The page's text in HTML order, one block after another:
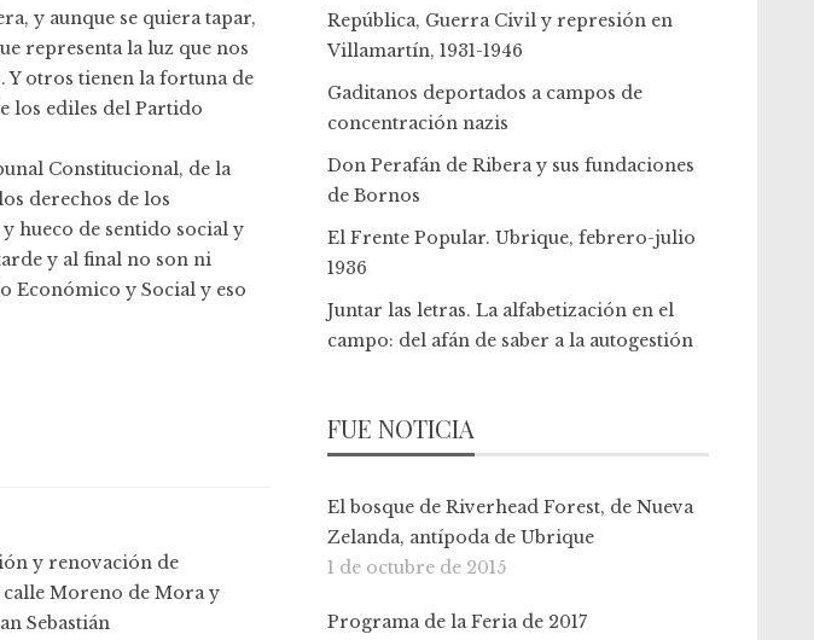
y aunque se quiera tapar,
representa la luz que nos
Y otros tienen la fortuna de
los ediles del Partido
Constitucional, de la
derechos de los
hueco de sentido social y
y al final no son ni
Económico y Social y eso
y renovación de
Moreno de Mora y
Sebastián
República, Guerra Civil y represión en
Villamartín, 1931-1946
Gaditanos deportados a campos de
concentración nazis
Don Perafán de Ribera y sus fundaciones
de Bornos
El Frente Popular. Ubrique, febrero-julio
1936
Juntar las letras. La alfabetización en el
campo: del afán de saber a la autogestión
FUE NOTICIA
El bosque de Riverhead Forest, de Nueva
Zelanda, antípoda de Ubrique
1 de octubre de 2015
Programa de la Feria de 2017